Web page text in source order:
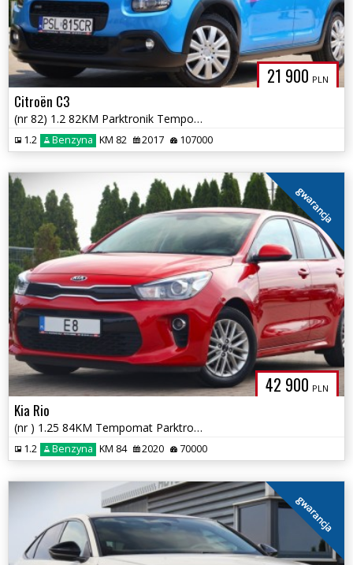
21 900 PLN
Citroën C3
(nr 82) 1.2 82KM Parktronik Tempomat Klima Gwarancja!!!
1.2 Benzyna KM 82 2017 107000
42 900 PLN
gwarancja
Kia Rio
(nr ) 1.25 84KM Tempomat Parktronik Kamera Klima Gwarancja!!
1.2 Benzyna KM 84 2020 70000
gwarancja